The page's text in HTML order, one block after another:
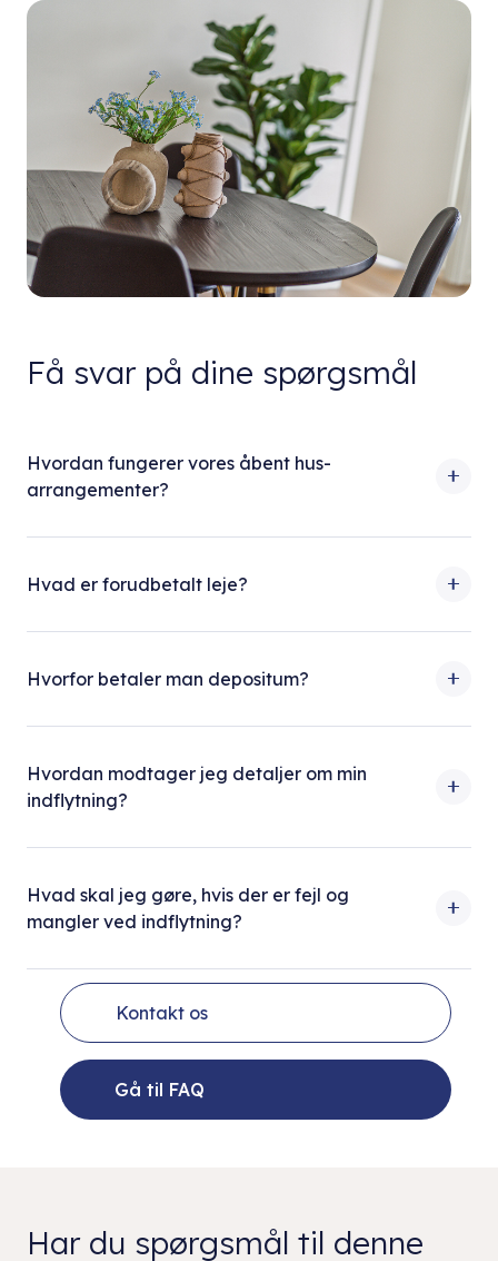
Få svar på dine spørgsmål
Hvordan fungerer vores åbent hus-
arrangementer?
Hvad er forudbetalt leje?
Hvorfor betaler man depositum?
Hvordan modtager jeg detaljer om min
indflytning?
Hvad skal jeg gøre, hvis der er fejl og
mangler ved indflytning?
Kontakt os
Gå til FAQ
Har du spørgsmål til denne